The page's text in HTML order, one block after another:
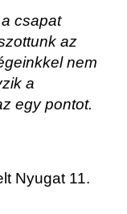
csapat
az
nem
a
egy pontot.
Nyugat 11.